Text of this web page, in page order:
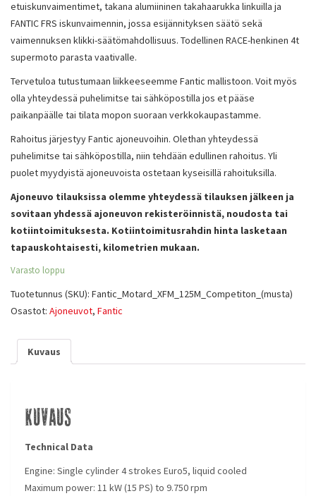
etuiskunvaimentimet, takana alumiininen takahaarukka linkuilla ja
FANTIC FRS iskunvaimennin, jossa esijännityksen säätö sekä
vaimennuksen klikki-säätömahdollisuus. Todellinen RACE-henkinen 4t
supermoto parasta vaativalle.
Tervetuloa tutustumaan liikkeeseemme Fantic mallistoon. Voit myös
olla yhteydessä puhelimitse tai sähköpostilla jos et pääse
paikanpäälle tai tilata mopon suoraan verkkokaupastamme.
Rahoitus järjestyy Fantic ajoneuvoihin. Olethan yhteydessä
puhelimitse tai sähköpostilla, niin tehdään edullinen rahoitus. Yli
puolet myydyistä ajoneuvoista ostetaan kyseisillä rahoituksilla.
Ajoneuvo tilauksissa olemme yhteydessä tilauksen jälkeen ja
sovitaan yhdessä ajoneuvon rekisteröinnistä, noudosta tai
kotiintoimituksesta. Kotiintoimitusrahdin hinta lasketaan
tapauskohtaisesti, kilometrien mukaan.
Varasto loppu
Tuotetunnus (SKU): Fantic_Motard_XFM_125M_Competiton_(musta)
Osastot: Ajoneuvot, Fantic
Kuvaus
Kuvaus
Technical Data
Engine: Single cylinder 4 strokes Euro5, liquid cooled
Maximum power: 11 kW (15 PS) to 9.750 rpm